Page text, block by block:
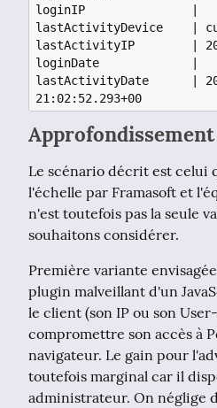
loginIP               |
lastActivityDevice    |
lastActivityIP        |
loginDate             |
lastActivityDate      |
21:02:52.293+00
Le scénario décrit est celui
l'échelle par Framasoft et
n'est toutefois pas la seule
souhaitons considérer.
Première variante
plugin malveillant d'un
le client (son IP ou son
compromettre son accès à
navigateur. Le gain pour
toutefois marginal car il
administrateur. On néglige